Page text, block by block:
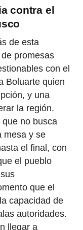
contra el
de esta
promesas
con el
Boluarte quien
y una
la región.
no busca
mesa y se
el final, con
el pueblo
que el
capacidad de
autoridades.
llegar a